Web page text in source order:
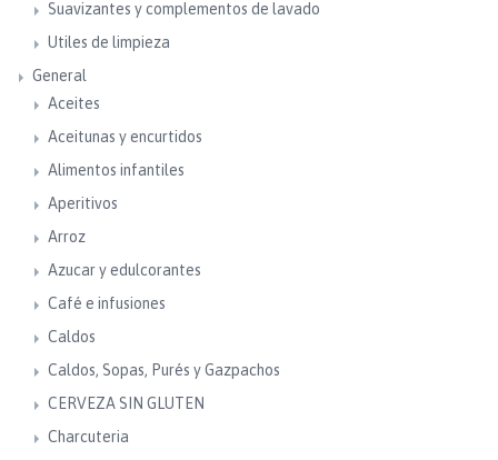
Suavizantes y complementos de lavado
Utiles de limpieza
General
Aceites
Aceitunas y encurtidos
Alimentos infantiles
Aperitivos
Arroz
Azucar y edulcorantes
Café e infusiones
Caldos
Caldos, Sopas, Purés y Gazpachos
CERVEZA SIN GLUTEN
Charcuteria